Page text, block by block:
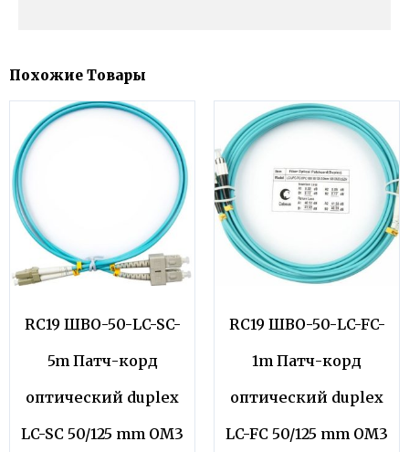
Похожие Товары
RC19 ШВО-50-LC-SC-
5m Патч-корд
оптический duplex
LC-SC 50/125 mm OM3
RC19 ШВО-50-LC-FC-
1m Патч-корд
оптический duplex
LC-FC 50/125 mm OM3